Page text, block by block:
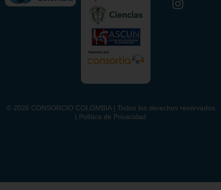
© 2026 CONSORCIO COLOMBIA | Todos los derechos reservados
| Política de Privacidad